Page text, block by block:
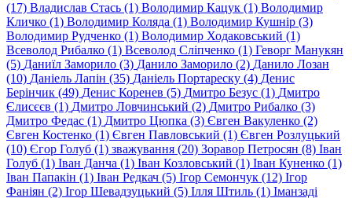
(17) Владислав Стась (1) Володимир Кацук (1) Володимир
Кличко (1) Володимир Коляда (1) Володимир Кушнір (3)
Володимир Рудченко (1) Володимир Ходаковський (1)
Всеволод Рибалко (1) Всеволод Сліпченко (1) Геворг Манукян
(5) Даниїл Заморило (3) Данило Заморило (2) Данило Лозан
(10) Даніель Лапін (35) Даніель Портареску (4) Денис
Берінчик (49) Денис Коренев (5) Дмитро Безус (1) Дмитро
Єлисєєв (1) Дмитро Ловчинський (2) Дмитро Рибалко (3)
Дмитро Федас (1) Дмитро Цюпка (3) Євген Вакуленко (2)
Євген Костенко (1) Євген Павловський (1) Євген Розлуцький
(10) Єгор Голуб (1) зважування (20) Зоравор Петросян (8) Іван
Голуб (1) Іван Данча (1) Іван Козловський (1) Іван Куненко (1)
Іван Папакін (1) Іван Редкач (5) Ігор Семончук (12) Ігор
Фаніян (2) Ігор Шевадзуцький (5) Ілля Штиль (1) Іманзаді